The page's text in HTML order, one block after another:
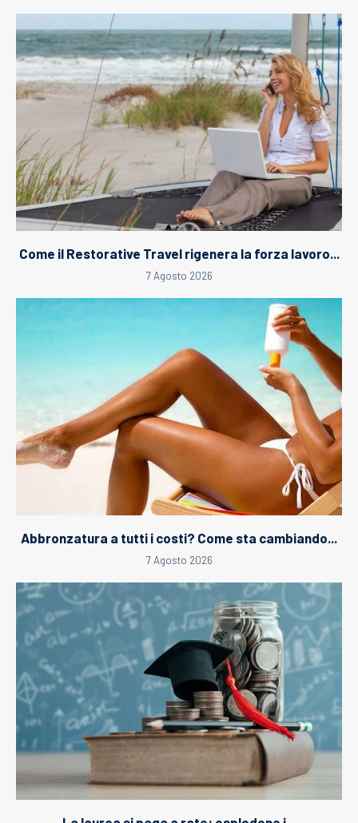
Come il Restorative Travel rigenera la forza lavoro...
7 Agosto 2026
Abbronzatura a tutti i costi? Come sta cambiando...
7 Agosto 2026